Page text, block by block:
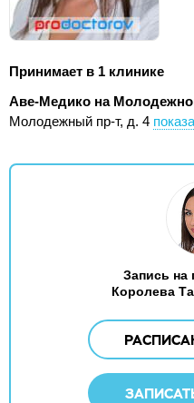
Принимает в 1 клинике
Аве-Медико на
Молодежный пр-т, д. 4
Запись на
Королева